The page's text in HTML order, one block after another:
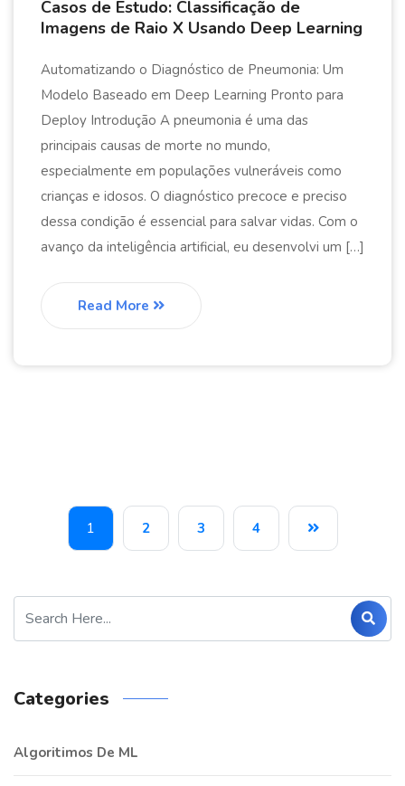
Casos de Estudo: Classificação de
Imagens de Raio X Usando Deep Learning
Automatizando o Diagnóstico de Pneumonia: Um
Modelo Baseado em Deep Learning Pronto para
Deploy Introdução A pneumonia é uma das
principais causas de morte no mundo,
especialmente em populações vulneráveis como
crianças e idosos. O diagnóstico precoce e preciso
dessa condição é essencial para salvar vidas. Com o
avanço da inteligência artificial, eu desenvolvi um […]
Read More
1 2 3 4
Categories
Algoritimos De ML